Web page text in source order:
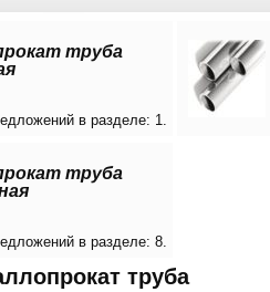
труба
в разделе: 1.
труба
в разделе: 8.
труба